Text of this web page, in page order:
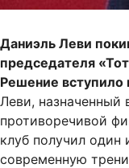
Даниэль Леви
председателя
Решение вступило
Леви, назначенный
противоречивой
клуб получил один
современную